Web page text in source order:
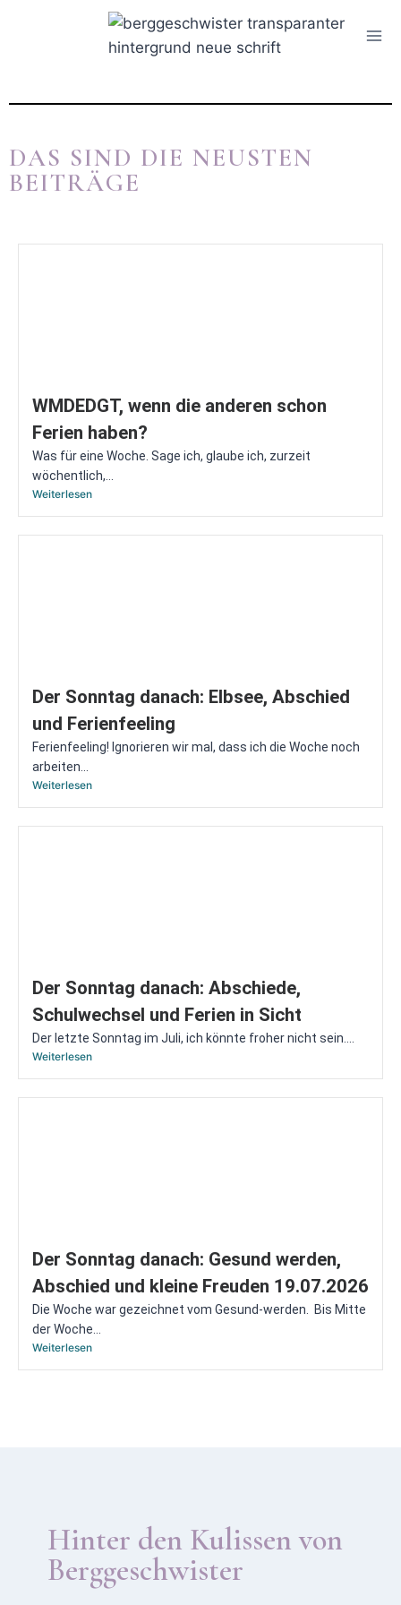
DAS SIND DIE NEUSTEN
BEITRÄGE
WMDEDGT, wenn die anderen schon
Ferien haben?
Was für eine Woche. Sage ich, glaube ich, zurzeit
wöchentlich,...
Weiterlesen
Der Sonntag danach: Elbsee, Abschied
und Ferienfeeling
Ferienfeeling! Ignorieren wir mal, dass ich die Woche noch
arbeiten...
Weiterlesen
Der Sonntag danach: Abschiede,
Schulwechsel und Ferien in Sicht
Der letzte Sonntag im Juli, ich könnte froher nicht sein....
Weiterlesen
Der Sonntag danach: Gesund werden,
Abschied und kleine Freuden 19.07.2026
Die Woche war gezeichnet vom Gesund-werden. Bis Mitte
der Woche...
Weiterlesen
Hinter den Kulissen von
Berggeschwister